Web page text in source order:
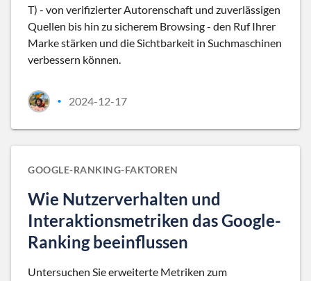
T) - von verifizierter Autorenschaft und zuverlässigen
Quellen bis hin zu sicherem Browsing - den Ruf Ihrer
Marke stärken und die Sichtbarkeit in Suchmaschinen
verbessern können.
• 2024-12-17
GOOGLE-RANKING-FAKTOREN
Wie Nutzerverhalten und
Interaktionsmetriken das Google-
Ranking beeinflussen
Untersuchen Sie erweiterte Metriken zum